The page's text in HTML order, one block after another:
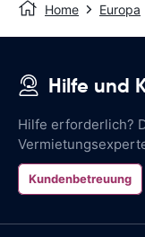
Home Europa
Hilfe und
Hilfe erforderlich?
Kundenbetreuung